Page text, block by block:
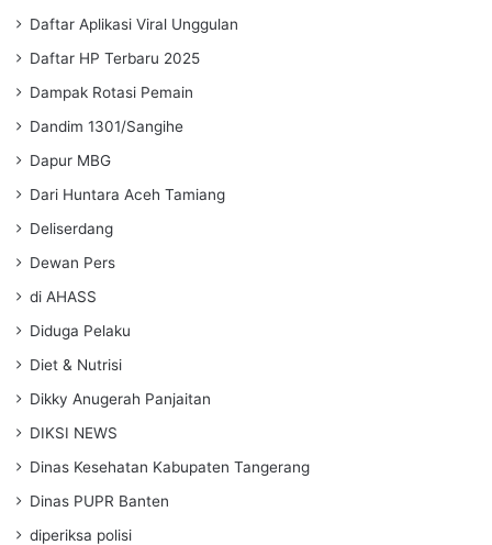
Daftar Aplikasi Viral Unggulan
Daftar HP Terbaru 2025
Dampak Rotasi Pemain
Dandim 1301/Sangihe
Dapur MBG
Dari Huntara Aceh Tamiang
Deliserdang
Dewan Pers
di AHASS
Diduga Pelaku
Diet & Nutrisi
Dikky Anugerah Panjaitan
DIKSI NEWS
Dinas Kesehatan Kabupaten Tangerang
Dinas PUPR Banten
diperiksa polisi